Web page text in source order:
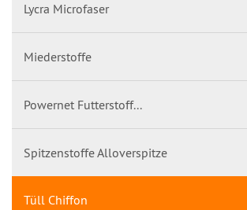
Lycra Microfaser
Miederstoffe
Powernet Futterstoff...
Spitzenstoffe Alloverspitze
Tüll Chiffon